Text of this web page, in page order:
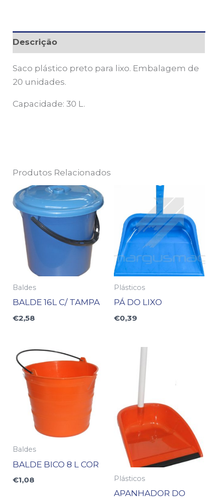
Descrição
Saco plástico preto para lixo. Embalagem de
20 unidades.
Capacidade: 30 L.
Produtos Relacionados
Baldes
BALDE 16L C/ TAMPA
€2,58
Plásticos
PÁ DO LIXO
€0,39
Baldes
BALDE BICO 8 L COR
€1,08 Plásticos
APANHADOR DO